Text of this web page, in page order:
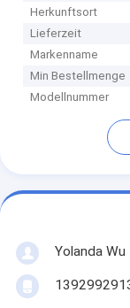
Herkunftsort
Lieferzeit
Markenname
Min Bestellmenge
Modellnummer
Yolanda Wu